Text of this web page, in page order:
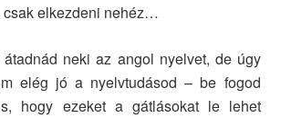
csak elkezdeni nehéz…
átadnád neki az angol nyelvet, de úgy
elég jó a nyelvtudásod – be fogod
hogy ezeket a gátlásokat le lehet